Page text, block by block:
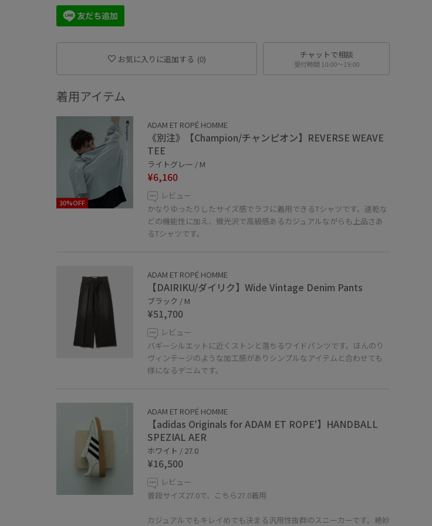
お気に入りに追加する (0) チャットで相談
受付時間 10:00〜19:00
着用アイテム
30%OFF
ADAM ET ROPÉ HOMME
《別注》【Champion/チャンピオン】REVERSE WEAVE
TEE
ライトグレー / M
¥6,160
レビュー
かなりゆったりしたサイズ感でラフに着用できるTシャツです。速乾な
どの機能性に加え、微光沢で高級感あるカジュアルながらも上品さあ
るTシャツです。
ADAM ET ROPÉ HOMME
【DAIRIKU/ダイリク】Wide Vintage Denim Pants
ブラック / M
¥51,700
レビュー
バギーシルエットに近くストンと落ちるワイドパンツです。ほんのり
ヴィンテージのような加工感がありシンプルなアイテムと合わせても
様になるデニムです。
ADAM ET ROPÉ HOMME
【adidas Originals for ADAM ET ROPE'】HANDBALL
SPEZIAL AER
ホワイト / 27.0
¥16,500
レビュー
普段サイズ27.0で、こちら27.0着用
カジュアルでもキレイめでも決まる汎用性抜群のスニーカーです。絶妙